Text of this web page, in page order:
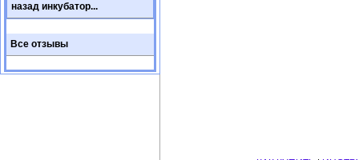
назад инкубатор...
Все отзывы